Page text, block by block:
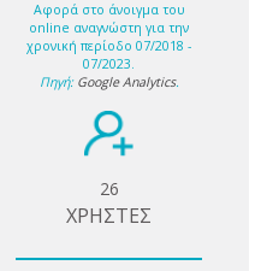
Αφορά στο άνοιγμα του
online αναγνώστη για την
χρονική περίοδο 07/2018 -
07/2023.
Πηγή: Google Analytics.
26
ΧΡΗΣΤΕΣ